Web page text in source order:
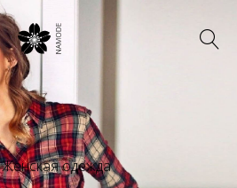
Женская одежда